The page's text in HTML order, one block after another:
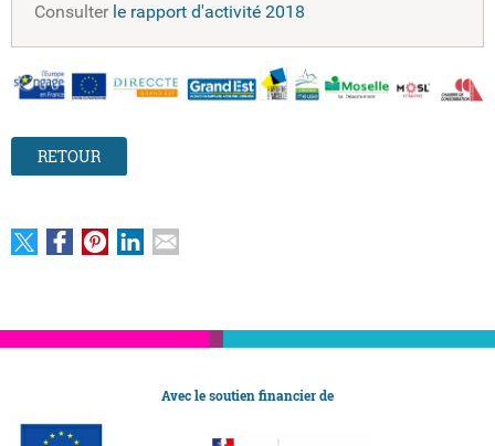
Consulter le rapport d'activité 2018
RETOUR
Avec le soutien financier de